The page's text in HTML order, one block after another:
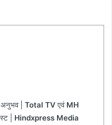
अनुभव | Total TVएवं MH
| Hindxpress Media